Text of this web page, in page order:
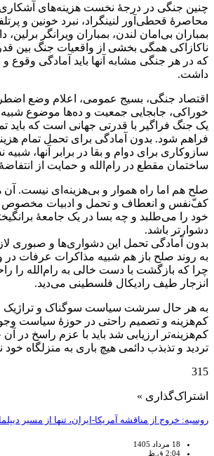
چنین جنگی در درجهٔ نخست هزینه‌های آشکاری
محاصرهٔ قحطی‌آور لنینگراد، نبرد خونین و
بمباران بی‌امان لندن، بمباران ویرانگر برلین،
ناکازاکی همگی بخشی از واقعیات جنگ بین
که در هر جنگی مشابه آنها باید آمادگی وقوع و
داشت.
اقتصاد جنگی‌، بسیج عمومی، اعلام وضع
خوراکی، جابجایی جمعیت و ده‌ها موضوع شبیه
یک جنگ فراگیر با قدرتی جهانی است که باید
فراهم شود. بدون آمادگی برای تحمل تمام
سازوکاری برای دوام و بقا در برابر آنها،
ساختمان مقطع در رام‌الله و حمایت از
صلح هم اما راه هموار و بی‌هزینه‌ای نیست.
کفّ‌نفس و انعطاف و تحمل و ادبیات مخصوص
خود را می‌طلبد و چه بسا در یک جامعهٔ
دشوارتر باشد.
بدون آمادگی تحمل این دشواری‌ها و صبوری لازم
به روند صلح باز هم شبیه مذاکرات عرفات
چرا که بازگشت با دست خالی به رام‌الله را
انزجار طیف رادیکال فلسطینی می‌دید.
به هر حال سرشت سیاست سوگناک و تراژیک
کم‌هزینه و تصمیم راحتی در حوزهٔ سیاست وجود
کم‌هزینه‌تر ارزیابی شد باید با عزم راسخ در
تردید و تذبذب دائمی هیچ باری به منزلگاه
315
اشتراک‌گذاری »
روسیه: خروج از مناقشه آمریکا-ایران، تنها از مسیر
18 مرداد 1405
2:04 ق.ظ